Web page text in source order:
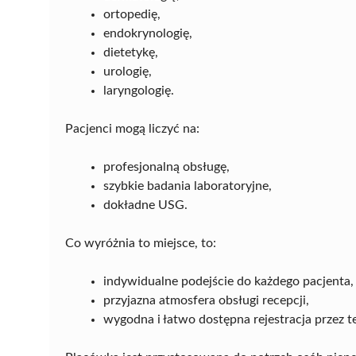
ortopedię,
endokrynologię,
dietetykę,
urologię,
laryngologię.
Pacjenci mogą liczyć na:
profesjonalną obsługę,
szybkie badania laboratoryjne,
dokładne USG.
Co wyróżnia to miejsce, to:
indywidualne podejście do każdego pacjenta,
przyjazna atmosfera obsługi recepcji,
wygodna i łatwo dostępna rejestracja przez